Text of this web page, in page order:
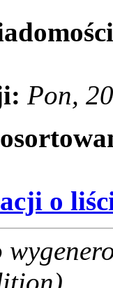
Pon,
o